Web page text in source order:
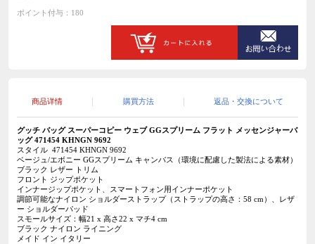
ポイント付与：180
商品详情 購買方法 返品・交換について
グッチ バッグ スーパーコピーウェブ GGスプリーム フラット メッセンジャーバ
ッグ 471454 KHNGN 9692
スタイル 471454 KHNGN 9692
ベージュ/エボニー GGスプリーム キャンバス（環境に配慮した製法による素材）
ブラック レザー トリム
フロント ジップポケット
インナージップポケット、スマートフォン用インナーポケット
調節可能なナイロン ショルダーストラップ（ストラップの高さ：58 cm）、レザ
ー ショルダーパッド
スモールサイズ：幅21 x 高さ22 x マチ4 cm
ブラック ナイロン ライニング
メイド イン イタリー